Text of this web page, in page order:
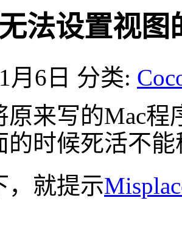
法设置视
月6日 分类:
原来写的Mac
的时候死活不
，就提示